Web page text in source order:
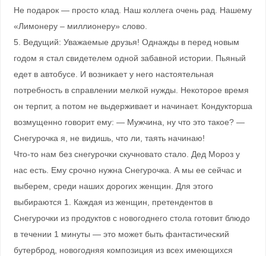
Не подарок — просто клад. Наш коллега очень рад. Нашему
«Лимонеру – миллионеру» слово.
5. Ведущий: Уважаемые друзья! Однажды в перед новым
годом я стал свидетелем одной забавной истории. Пьяный
едет в автобусе. И возникает у него настоятельная
потребность в справлении мелкой нужды. Некоторое время
он терпит, а потом не выдерживает и начинает. Кондукторша
возмущенно говорит ему: — Мужчина, ну что это такое? —
Снегурочка я, не видишь, что ли, таять начинаю!
Что-то нам без снегурочки скучновато стало. Дед Мороз у
нас есть. Ему срочно нужна Снегурочка. А мы ее сейчас и
выберем, среди наших дорогих женщин. Для этого
выбираются 1. Каждая из женщин, претендентов в
Снегурочки из продуктов с новогоднего стола готовит блюдо
в течении 1 минуты — это может быть фантастический
бутерброд, новогодняя композиция из всех имеющихся